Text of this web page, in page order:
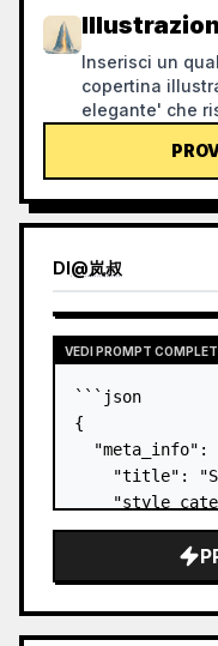
Inserisci un
copertina
elegante' che
blu nebbia,
singola
e formato
copertina per
DI@岚叔
VEDI PROMPT
```json
{
"meta_info":
"title":
Arte Digitale
  },
"subject":